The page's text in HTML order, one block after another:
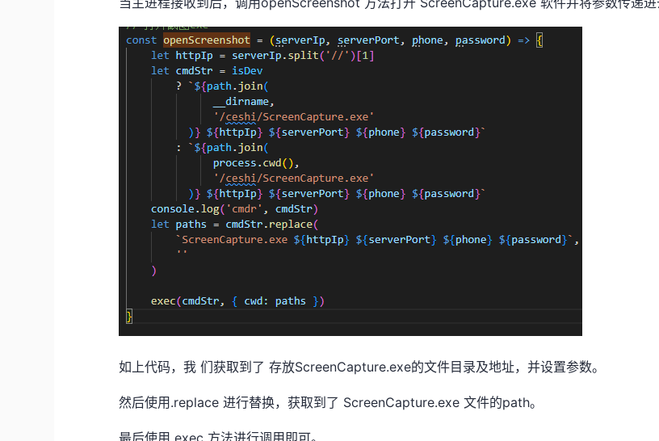
如上代码，我 们获取到了 存放ScreenCapture.exe的文件目录及地址，并设置参数。
然后使用.replace 进行替换，获取到了 ScreenCapture.exe 文件的path。
最后使用 exec 方法进行调用即可。